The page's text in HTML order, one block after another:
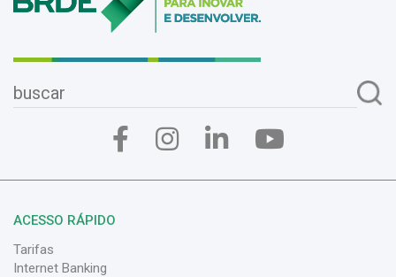
ACESSO RÁPIDO
Tarifas
Internet Banking